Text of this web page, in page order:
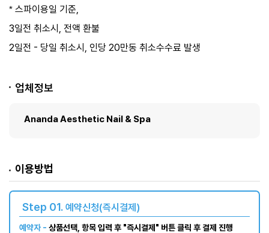
* 스파이용일 기준,
3일전 취소시, 전액 환불
2일전 - 당일 취소시, 인당 20만동 취소수수료 발생
업체정보
Ananda Aesthetic Nail & Spa
이용방법
Step 01. 예약신청(즉시결제)
예약자 - 상품선택, 항목 입력 후 "즉시결제" 버튼 클릭 후 결제 진행